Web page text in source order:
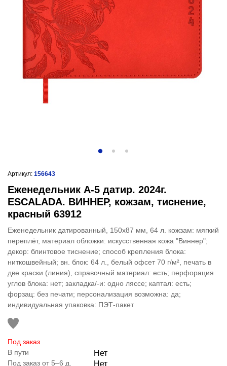
Артикул: 156643
Еженедельник А-5 датир. 2024г.
ESCALADA. ВИННЕР, кожзам, тиснение,
красный 63912
Еженедельник датированный, 150x87 мм, 64 л. кожзам: мягкий
переплёт, материал обложки: искусственная кожа "Виннер";
декор: блинтовое тиснение; способ крепления блока:
ниткошвейный; вн. блок: 64 л., белый офсет 70 г/м², печать в
две краски (линия), справочный материал: есть; перфорация
углов блока: нет; закладка/-и: одно ляссе; каптал: есть;
форзац: без печати; персонализация возможна: да;
индивидуальная упаковка: ПЭТ-пакет
Под заказ
В пути
Нет
Под заказ от 5–6 д. Нет